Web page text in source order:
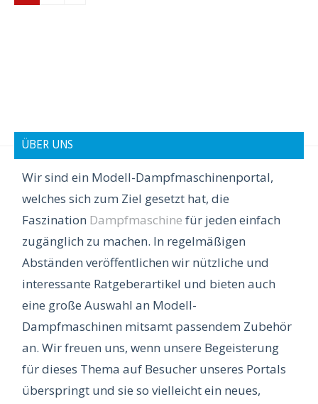
ÜBER UNS
Wir sind ein Modell-Dampfmaschinenportal,
welches sich zum Ziel gesetzt hat, die
Faszination Dampfmaschine für jeden einfach
zugänglich zu machen. In regelmäßigen
Abständen veröffentlichen wir nützliche und
interessante Ratgeberartikel und bieten auch
eine große Auswahl an Modell-
Dampfmaschinen mitsamt passendem Zubehör
an. Wir freuen uns, wenn unsere Begeisterung
für dieses Thema auf Besucher unseres Portals
überspringt und sie so vielleicht ein neues,